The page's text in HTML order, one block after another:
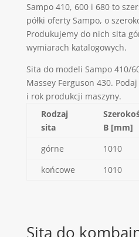
Sampo 410, 600 i 680 to
półki oferty Sampo, o
Produkujemy do nich sita
wymiarach katalogowych.
Sita do modeli Sampo 410/
Massey Ferguson 430.
i rok produkcji maszyny.
Rodzaj
sita
B [mm]
górne
1010
końcowe
1010
Sita do